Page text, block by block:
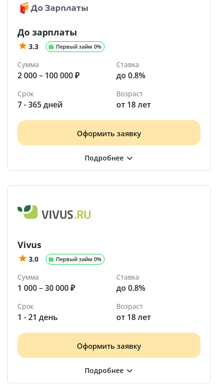
До зарплаты
3.3 Первый займ 0%
Сумма
2 000 – 100 000 ₽
Ставка
до 0.8%
Срок
7 - 365 дней
Возраст
от 18 лет
Оформить заявку
Vivus
3.0 Первый займ 0%
Сумма
1 000 – 30 000 ₽
Ставка
до 0.8%
Срок
1 - 21 день
Возраст
от 18 лет
Оформить заявку